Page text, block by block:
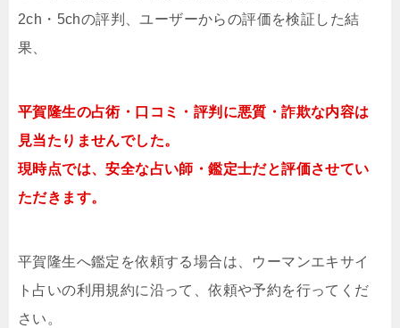
2ch・5chの評判、ユーザーからの評価を検証した結
果、
平賀隆生の占術・口コミ・評判に悪質・詐欺な内容は
見当たりませんでした。
現時点では、安全な占い師・鑑定士だと評価させてい
ただきます。
平賀隆生へ鑑定を依頼する場合は、ウーマンエキサイ
ト占いの利用規約に沿って、依頼や予約を行ってくだ
さい。